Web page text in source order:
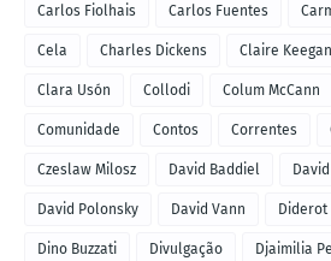
Carlos Fiolhais Carlos Fuentes
Cela Charles Dickens Claire Keegan
Clara Usón Collodi Colum McCann
Comunidade Contos Correntes
Czeslaw Milosz David Baddiel
David Polonsky David Vann Diderot
Dino Buzzati Divulgação Djaimilia